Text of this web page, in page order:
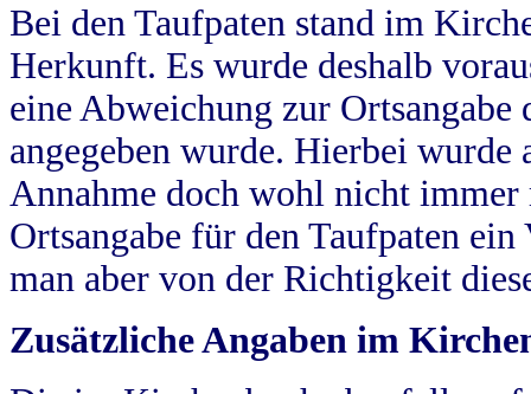
Bei den Taufpaten stand im
Herkunft. Es wurde deshalb
eine Abweichung zur
angegeben wurde. Hierbei wurde
Annahme doch wohl nicht
Ortsangabe für den Taufpaten
man aber von der Richtigkeit
Zusätzliche Angaben im